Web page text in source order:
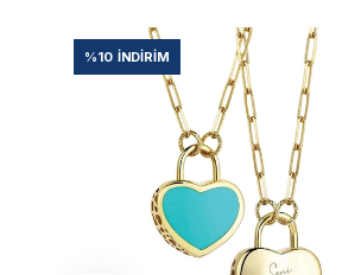
%10 İNDIRIM